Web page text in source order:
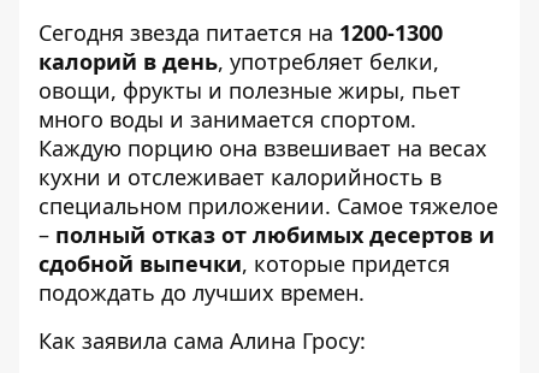
Сегодня звезда питается на 1200-1300
калорий в день, употребляет белки,
овощи, фрукты и полезные жиры, пьет
много воды и занимается спортом.
Каждую порцию она взвешивает на весах
кухни и отслеживает калорийность в
специальном приложении. Самое тяжелое
– полный отказ от любимых десертов и
сдобной выпечки, которые придется
подождать до лучших времен.
Как заявила сама Алина Гросу: